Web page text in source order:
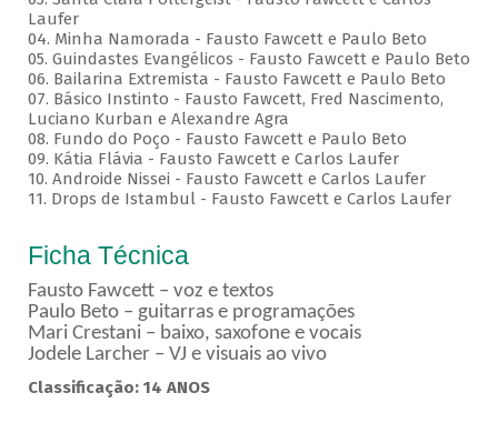
Laufer
04. Minha Namorada - Fausto Fawcett e Paulo Beto
05. Guindastes Evangélicos - Fausto Fawcett e Paulo Beto
06. Bailarina Extremista - Fausto Fawcett e Paulo Beto
07. Básico Instinto - Fausto Fawcett, Fred Nascimento,
Luciano Kurban e Alexandre Agra
08. Fundo do Poço - Fausto Fawcett e Paulo Beto
09. Kátia Flávia - Fausto Fawcett e Carlos Laufer
10. Androide Nissei - Fausto Fawcett e Carlos Laufer
11. Drops de Istambul - Fausto Fawcett e Carlos Laufer
Ficha Técnica
Fausto Fawcett – voz e textos
Paulo Beto – guitarras e programações
Mari Crestani – baixo, saxofone e vocais
Jodele Larcher – VJ e visuais ao vivo
Classificação: 14 ANOS